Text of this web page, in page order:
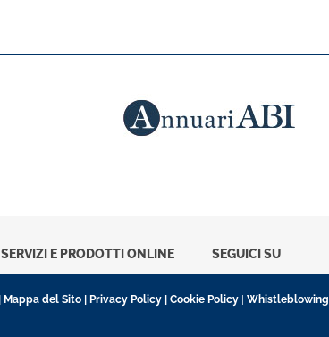
SERVIZI E PRODOTTI ONLINE SEGUICI SU
Mappa del Sito Privacy Policy Cookie Policy Whistleblowing